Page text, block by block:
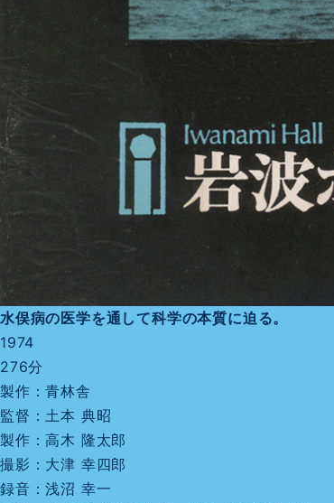
水俣病の医学を通して科学の本質に迫る。
1974
276分
製作：青林舎
監督：土本 典昭
製作：高木 隆太郎
撮影：大津 幸四郎
録音：浅沼 幸一